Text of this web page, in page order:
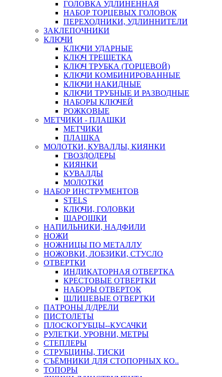
ГОЛОВКА УДЛИНЕННАЯ
НАБОР ТОРЦЕВЫХ ГОЛОВОК
ПЕРЕХОДНИКИ, УДЛИННИТЕЛИ
ЗАКЛЕПОЧНИКИ
КЛЮЧИ
КЛЮЧИ УДАРНЫЕ
КЛЮЧ ТРЕЩЕТКА
КЛЮЧ ТРУБКА (ТОРЦЕВОЙ)
КЛЮЧИ КОМБИНИРОВАННЫЕ
КЛЮЧИ НАКИДНЫЕ
КЛЮЧИ ТРУБНЫЕ И РАЗВОДНЫЕ
НАБОРЫ КЛЮЧЕЙ
РОЖКОВЫЕ
МЕТЧИКИ - ПЛАШКИ
МЕТЧИКИ
ПЛАШКА
МОЛОТКИ, КУВАЛДЫ, КИЯНКИ
ГВОЗДОДЕРЫ
КИЯНКИ
КУВАЛДЫ
МОЛОТКИ
НАБОР ИНСТРУМЕНТОВ
STELS
КЛЮЧИ, ГОЛОВКИ
ШАРОШКИ
НАПИЛЬНИКИ, НАДФИЛИ
НОЖИ
НОЖНИЦЫ ПО МЕТАЛЛУ
НОЖОВКИ, ЛОБЗИКИ, СТУСЛО
ОТВЕРТКИ
ИНДИКАТОРНАЯ ОТВЕРТКА
КРЕСТОВЫЕ ОТВЕРТКИ
НАБОРЫ ОТВЕРТОК
ШЛИЦЕВЫЕ ОТВЕРТКИ
ПАТРОНЫ Д/ДРЕЛИ
ПИСТОЛЕТЫ
ПЛОСКОГУБЦЫ--КУСАЧКИ
РУЛЕТКИ, УРОВНИ, МЕТРЫ
СТЕПЛЕРЫ
СТРУБЦИНЫ, ТИСКИ
СЪЁМНИКИ ДЛЯ СТОПОРНЫХ КО..
ТОПОРЫ